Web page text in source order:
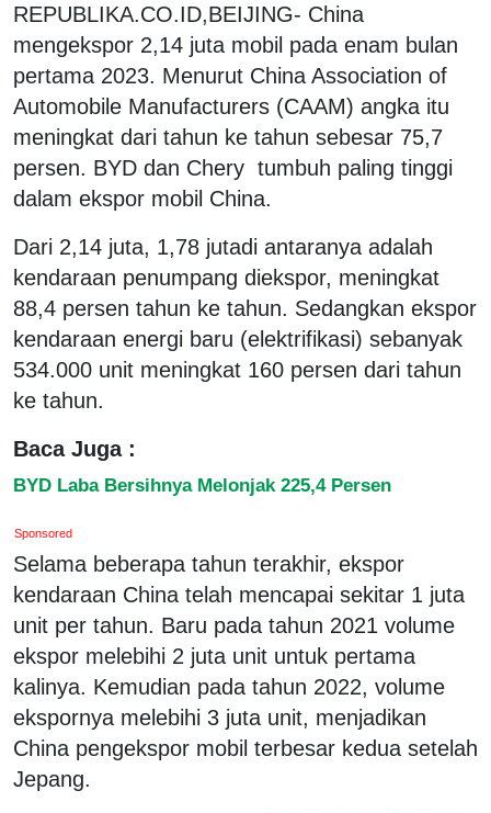
REPUBLIKA.CO.ID,BEIJING- China
mengekspor 2,14 juta mobil pada enam bulan
pertama 2023. Menurut China Association of
Automobile Manufacturers (CAAM) angka itu
meningkat dari tahun ke tahun sebesar 75,7
persen. BYD dan Chery tumbuh paling tinggi
dalam ekspor mobil China.
Dari 2,14 juta, 1,78 jutadi antaranya adalah
kendaraan penumpang diekspor, meningkat
88,4 persen tahun ke tahun. Sedangkan ekspor
kendaraan energi baru (elektrifikasi) sebanyak
534.000 unit meningkat 160 persen dari tahun
ke tahun.
Baca Juga :
BYD Laba Bersihnya Melonjak 225,4 Persen
Sponsored
Selama beberapa tahun terakhir, ekspor
kendaraan China telah mencapai sekitar 1 juta
unit per tahun. Baru pada tahun 2021 volume
ekspor melebihi 2 juta unit untuk pertama
kalinya. Kemudian pada tahun 2022, volume
ekspornya melebihi 3 juta unit, menjadikan
China pengekspor mobil terbesar kedua setelah
Jepang.